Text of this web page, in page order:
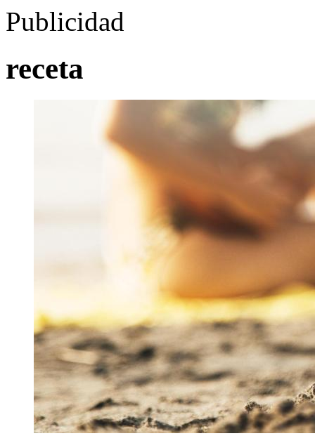
Publicidad
receta